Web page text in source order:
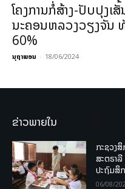
ໂຄງການກໍ່ສ້າງ-ປັບປຸງເ
ນະຄອນຫລວງວຽງຈັນ
60%
ນຸຖາພອນ - 18/06/2024
ຂ່າວພາຍໃນ
ກະຊວງ
ສະຕຣາລີ
ປະຖົມສຶ
06/08/